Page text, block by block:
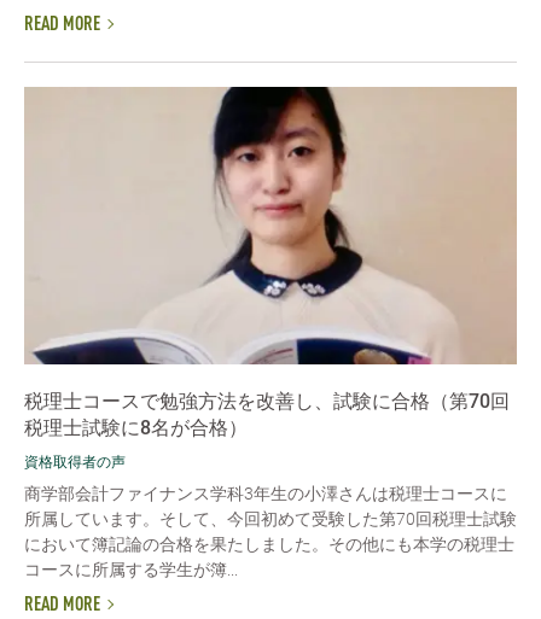
READ MORE
税理士コースで勉強方法を改善し、試験に合格（第70回
税理士試験に8名が合格）
資格取得者の声
商学部会計ファイナンス学科3年生の小澤さんは税理士コースに
所属しています。そして、今回初めて受験した第70回税理士試験
において簿記論の合格を果たしました。その他にも本学の税理士
コースに所属する学生が簿...
READ MORE